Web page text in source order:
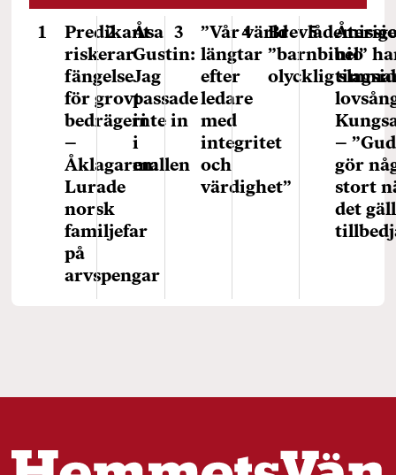
Predikant
riskerar
fängelse
för grovt
bedrägeri
–
Åklagaren:
Lurade
norsk
familjefar
på
arvspengar
Åsa
Gustin:
Jag
passade
inte in
i
mallen
”Vår värld
längtar
efter
ledare
med
integritet
och
värdighet”
”barnbibel”
olycklig
nio
– ”Gud
gör
stort
det